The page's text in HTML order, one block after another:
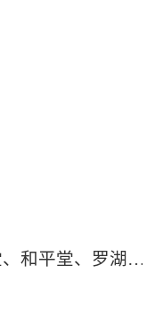
2024年4月28日基督教深圳堂、和平堂、罗湖堂主日崇拜